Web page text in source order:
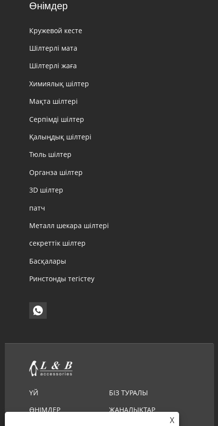
Өнімдер
Кружевой кесте
Шілтерлі мата
Шілтерлі жаға
Химиялық шілтер
Мақта шілтері
Серпімді шілтер
Қалыңдық шілтері
Тюль шілтер
Органза шілтер
3D шілтер
патч
Металл шекара шілтері
секреттік шілтер
Басқалары
Ринстонды тегістеу
ҮЙ
БІЗ ТУРАЛЫ
ӨНІМДЕР
ЖАҢАЛЫҚТАР
X